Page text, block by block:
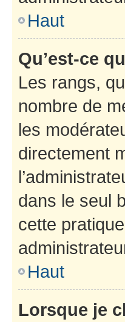
Haut
Qu’est-ce
Les rangs,
nombre de
les
directement
dans le seul
cette
Haut
Lorsque je